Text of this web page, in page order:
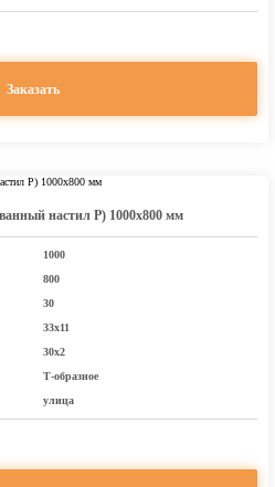
Заказать
настил Р) 1000х800 мм
1000
800
30
33х11
30х2
Т-образное
улица